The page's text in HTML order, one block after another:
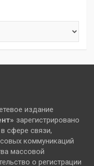
издание
зарегистрировано
сфере связи,
коммуникаций
массовой
о регистрации